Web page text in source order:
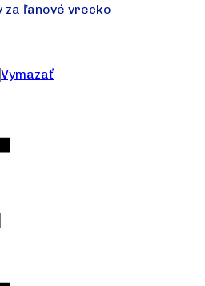
za ľanové vrecko
Vymazať